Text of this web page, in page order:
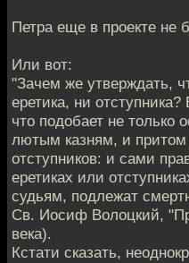
Петра еще в проекте не
Или вот:
"Зачем же утверждать,
еретика, ни отступника?
что подобает не только
лютым казням, и притом
отступников: и сами
еретиках или
судьям, подлежат
Св. Иосиф Волоцкий,
века).
Кстати сказать,